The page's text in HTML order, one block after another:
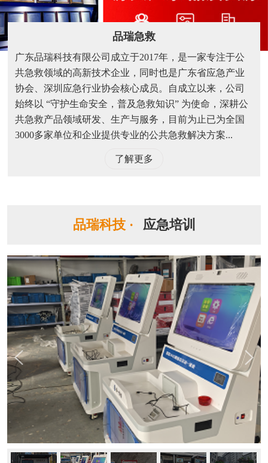
品瑞急救
广东品瑞科技有限公司成立于2017年，是一家专注于公
共急救领域的高新技术企业，同时也是广东省应急产业
协会、深圳应急行业协会核心成员。自成立以来，公司
始终以 “守护生命安全，普及急救知识” 为使命，深耕公
共急救产品领域研发、生产与服务，目前为止已为全国
3000多家单位和企业提供专业的公共急救解决方案...
了解更多
品瑞科技 · 应急培训